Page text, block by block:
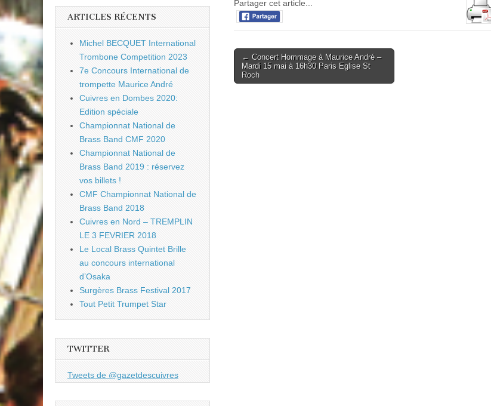
Partager cet article...
Post
navigation
← Concert Hommage à Maurice André –
Mardi 15 mai à 16h30 Paris Eglise St
Roch
ARTICLES RÉCENTS
Michel BECQUET International
Trombone Competition 2023
7e Concours International de
trompette Maurice André
Cuivres en Dombes 2020:
Edition spéciale
Championnat National de
Brass Band CMF 2020
Championnat National de
Brass Band 2019 : réservez
vos billets !
CMF Championnat National de
Brass Band 2018
Cuivres en Nord – TREMPLIN
LE 3 FEVRIER 2018
Le Local Brass Quintet Brille
au concours international
d’Osaka
Surgères Brass Festival 2017
Tout Petit Trumpet Star
TWITTER
Tweets de @gazetdescuivres